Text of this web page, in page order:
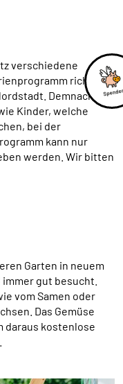
verschiedene
richtet
Demnach
Kinder, welche
bei der
kann nur
werden. Wir bitten
Garten in neuem
immer gut besucht.
vom Samen oder
Das Gemüse
daraus kostenlose
Barrow